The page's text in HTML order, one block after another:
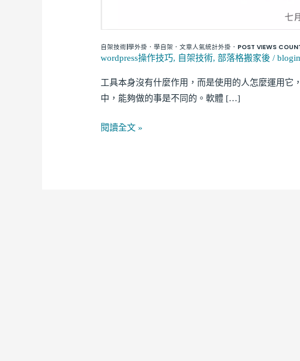
自架技術|學外掛．學自架．文章人氣統計外掛．POST VIEWS
wordpress操作技巧, 自架技術,部落格搬家後 /
工具本身沒有什麼作用，而是使用的人怎麼運用它
中，能夠做的事是不同的。軟體 […]
掛．
VIEWS
COUNTER
閱讀全文 »